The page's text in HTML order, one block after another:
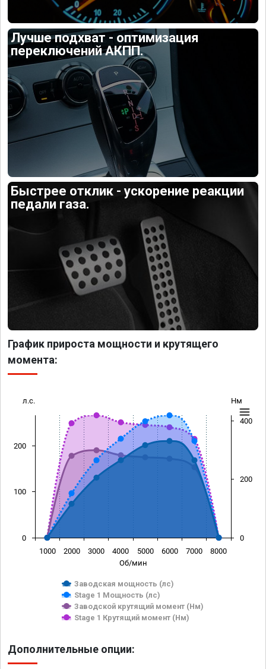
Лучше подхват - оптимизация
переключений АКПП.
Быстрее отклик - ускорение реакции
педали газа.
График прироста мощности и крутящего
момента:
Об/мин
л.с. Нм
Заводская мощность (лс)
Stage 1 Мощность (лс)
Заводской крутящий момент (Нм)
Stage 1 Крутящий момент (Нм)
1000 2000 3000 4000 5000 6000 7000 8000
0
100
200
0
200
400
Дополнительные опции: